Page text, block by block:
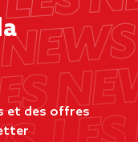
et des offres